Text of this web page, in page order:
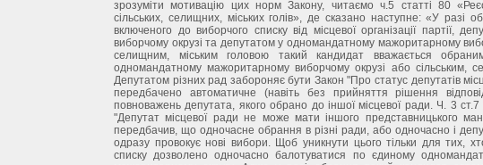
зрозуміти мотивацію цих норм Закону, читаємо ч.5 статті 80
сільських, селищних, міських голів», де сказано наступне: «У разі
включеного до виборчого списку від місцевої організації партії,
виборчому окрузі та депутатом у одномандатному мажоритарному
селищним, міським головою такий кандидат вважається
одномандатному мажоритарному виборчому окрузі або сільським,
Депутатом різних рад забороняє бути Закон "Про статус депутатів
передбачено автоматичне (навіть без прийняття рішення
повноважень депутата, якого обрано до іншої місцевої ради. Ч. 3 ст.7
"Депутат місцевої ради не може мати іншого представницького
передбачив, що одночасне обрання в різні ради, або одночасно і
одразу провокує нові вибори. Щоб уникнути цього тільки для тих,
списку дозволено одночасно балотуватися по єдиному